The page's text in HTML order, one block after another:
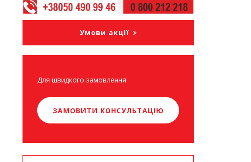
Умови акції
Для швидкого замовлення
ЗАМОВИТИ КОНСУЛЬТАЦІЮ